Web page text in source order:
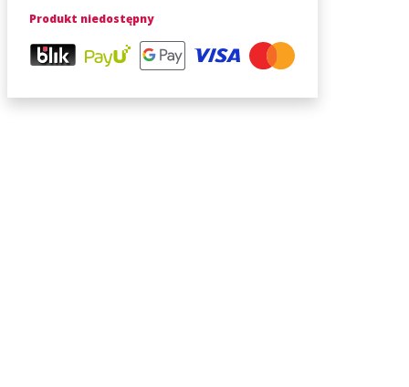
Produkt niedostępny